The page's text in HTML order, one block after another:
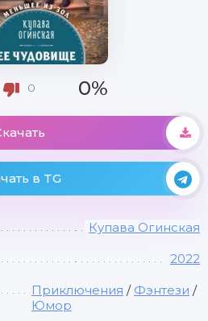
0 0%
в TG
Купава Огинская
2022
Приключения / Фэнтези /
Юмор